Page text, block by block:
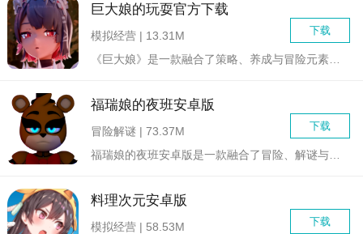
巨大娘的玩耍官方下载
下载
模拟经营 | 13.31M
《巨大娘》是一款融合了策略、养成与冒险元素的休闲游戏。玩家将...
福瑞娘的夜班安卓版
下载
冒险解谜 | 73.37M
福瑞娘的夜班安卓版是一款融合了冒险、解谜与角色扮演元素的独特...
料理次元安卓版
下载
模拟经营 | 58.53M